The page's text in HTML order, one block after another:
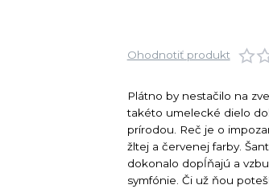
Ohodnotiť produkt
Plátno by nestačilo na
takéto umelecké dielo
prírodou. Reč je o
žltej a červenej farby.
dokonalo dopĺňajú a
symfónie. Či už ňou